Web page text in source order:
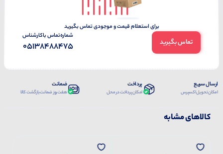
برای استعلام قیمت و موجودی تماس بگیرید
تماس بگیرید
شماره‌تماس‌ با‌کارشناس
05138488475
ارسال سریع
امکان تحویل اکسپرس
پرداخت
امکان پرداخت در محل
ضمانت
هفت روز ضمانت بازگشت کالا
کالاهای مشابه